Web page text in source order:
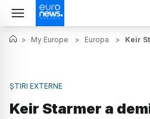
> My Europe > Europa > Keir
ȘTIRI EXTERNE
Keir Starmer a